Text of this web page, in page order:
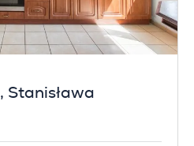
, Stanisława